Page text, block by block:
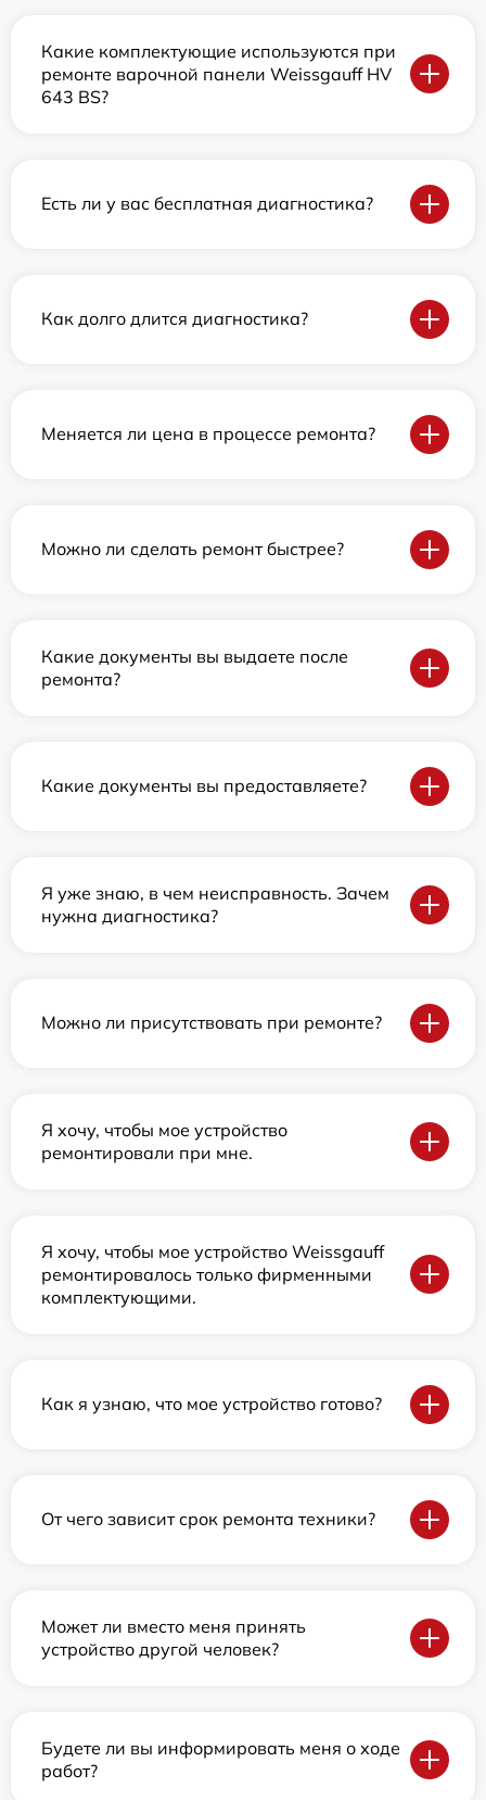
Какие комплектующие используются при
ремонте варочной панели Weissgauff HV
643 BS?
Есть ли у вас бесплатная диагностика?
Как долго длится диагностика?
Меняется ли цена в процессе ремонта?
Можно ли сделать ремонт быстрее?
Какие документы вы выдаете после
ремонта?
Какие документы вы предоставляете?
Я уже знаю, в чем неисправность. Зачем
нужна диагностика?
Можно ли присутствовать при ремонте?
Я хочу, чтобы мое устройство
ремонтировали при мне.
Я хочу, чтобы мое устройство Weissgauff
ремонтировалось только фирменными
комплектующими.
Как я узнаю, что мое устройство готово?
От чего зависит срок ремонта техники?
Может ли вместо меня принять
устройство другой человек?
Будете ли вы информировать меня о ходе
работ?